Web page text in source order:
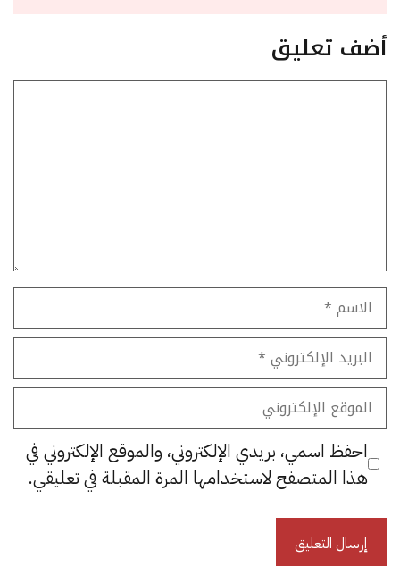
أضف تعليق
الاسم
البريد
الإلكتروني
الموقع
الإلكتروني
احفظ اسمي، بريدي الإلكتروني، والموقع الإلكتروني في
هذا المتصفح لاستخدامها المرة المقبلة في تعليقي.